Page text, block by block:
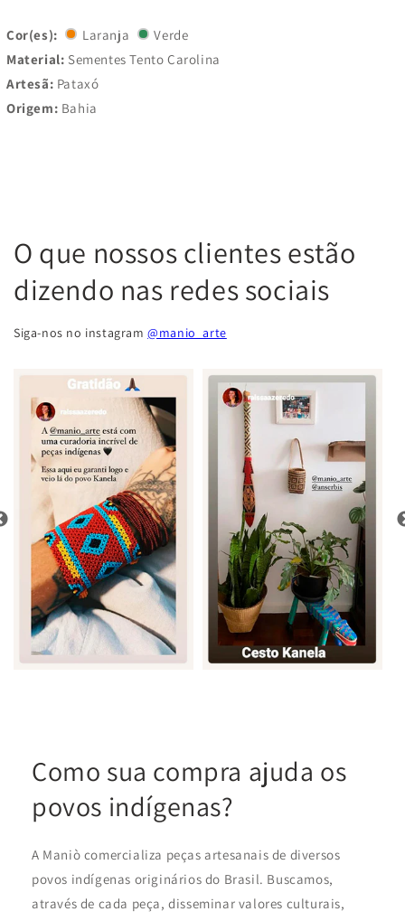
Cor(es): Laranja
Verde
Material: Sementes Tento Carolina
Artesã: Pataxó
Origem: Bahia
O que nossos clientes estão
dizendo nas redes sociais
Siga-nos no instagram@manio_arte
Como sua compra ajuda os
povos indígenas?
A Maniò comercializa peças artesanais de diversos
povos indígenas originários do Brasil. Buscamos,
através de cada peça, disseminar valores culturais,